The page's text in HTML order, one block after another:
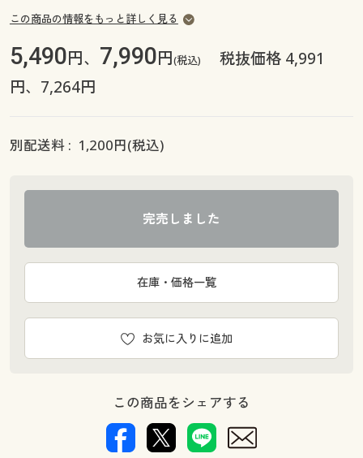
よくある質問とお問い合わせ
この商品の情報をもっと詳しく見る
5,490円、 7,990円(税込)
税抜価格 4,991
円、7,264円
別配送料 : 1,200円(税込)
完売しました
お気に入りに追加
在庫・価格一覧
この商品をシェアする